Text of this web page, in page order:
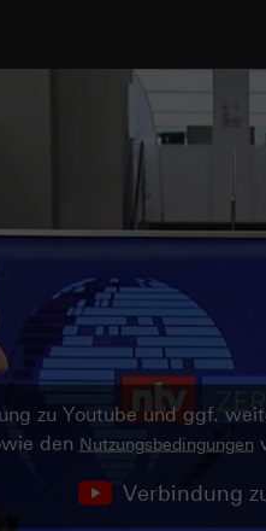
zu Youtube und ggf.
den Nutzungsbedingungen
Verbindung